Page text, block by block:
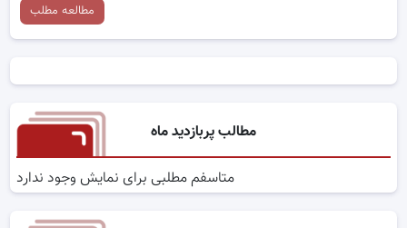
مطالعه مطلب
مطالب پربازدید ماه
متاسفم مطلبی برای نمایش وجود ندارد